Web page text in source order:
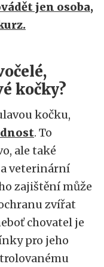
jen osoba,
kočky?
kočku,
. To
ale také
veterinární
zajištění může
zvířat
chovatel je
pro jeho